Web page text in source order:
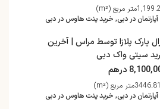
1,199.2متر مربع (m²)
در دبی, خرید پنت هاوس در دبی
پارک پلازا توسط مراس | آخرین
سیتی واک دبی
درهم
3446.81متر مربع (m²)
در دبی, خرید پنت هاوس در دبی